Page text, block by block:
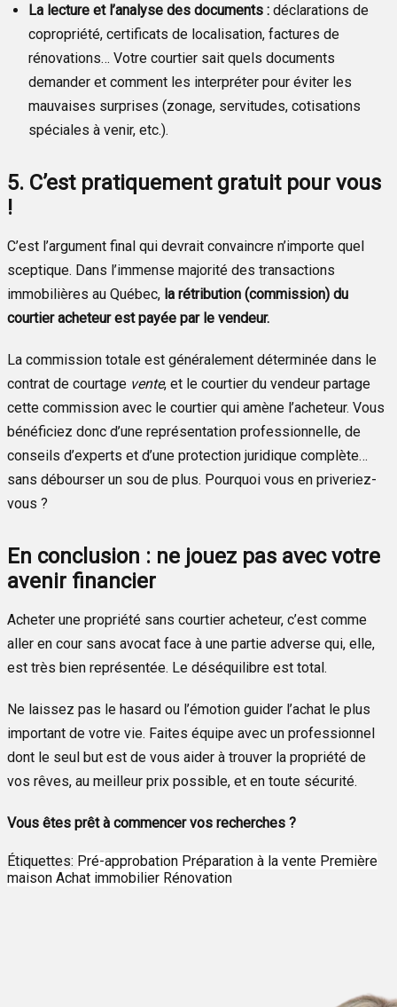
La lecture et l’analyse des documents : déclarations de
copropriété, certificats de localisation, factures de
rénovations… Votre courtier sait quels documents
demander et comment les interpréter pour éviter les
mauvaises surprises (zonage, servitudes, cotisations
spéciales à venir, etc.).
5. C’est pratiquement gratuit pour vous
!
C’est l’argument final qui devrait convaincre n’importe quel
sceptique. Dans l’immense majorité des transactions
immobilières au Québec, la rétribution (commission) du
courtier acheteur est payée par le vendeur.
La commission totale est généralement déterminée dans le
contrat de courtage vente, et le courtier du vendeur partage
cette commission avec le courtier qui amène l’acheteur. Vous
bénéficiez donc d’une représentation professionnelle, de
conseils d’experts et d’une protection juridique complète…
sans débourser un sou de plus. Pourquoi vous en priveriez-
vous ?
En conclusion : ne jouez pas avec votre
avenir financier
Acheter une propriété sans courtier acheteur, c’est comme
aller en cour sans avocat face à une partie adverse qui, elle,
est très bien représentée. Le déséquilibre est total.
Ne laissez pas le hasard ou l’émotion guider l’achat le plus
important de votre vie. Faites équipe avec un professionnel
dont le seul but est de vous aider à trouver la propriété de
vos rêves, au meilleur prix possible, et en toute sécurité.
Vous êtes prêt à commencer vos recherches ?
Étiquettes: Pré-approbation Préparation à la vente Première
maison Achat immobilier Rénovation